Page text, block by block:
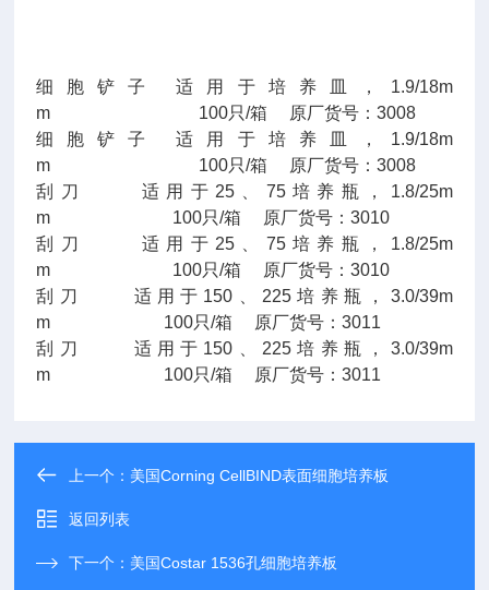
细胞铲子 适用于培养皿，1.9/18m
m 100只/箱 原厂货号：3008
细胞铲子 适用于培养皿，1.9/18m
m 100只/箱 原厂货号：3008
刮刀 适用于25、75培养瓶，1.8/25m
m 100只/箱 原厂货号：3010
刮刀 适用于25、75培养瓶，1.8/25m
m 100只/箱 原厂货号：3010
刮刀 适用于150、225培养瓶，3.0/39m
m 100只/箱 原厂货号：3011
刮刀 适用于150、225培养瓶，3.0/39m
m 100只/箱 原厂货号：3011
上一个： 美国Corning CellBIND表面细胞培养板
返回列表
下一个： 美国Costar 1536孔细胞培养板